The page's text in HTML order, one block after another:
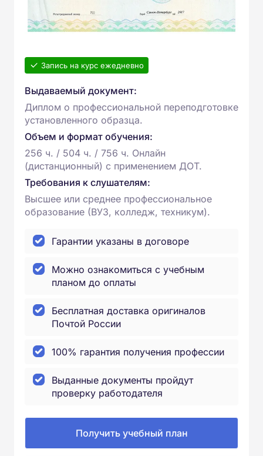
Запись на курс ежедневно
Выдаваемый документ:
Диплом о профессиональной переподготовке
установленного образца.
Объем и формат обучения:
256 ч. / 504 ч. / 756 ч. Онлайн
(дистанционный) с применением ДОТ.
Требования к слушателям:
Высшее или среднее профессиональное
образование (ВУЗ, колледж, техникум).
Гарантии указаны в договоре
Можно ознакомиться с учебным
планом до оплаты
Бесплатная доставка оригиналов
Почтой России
100% гарантия получения профессии
Выданные документы пройдут
проверку работодателя
Получить учебный план